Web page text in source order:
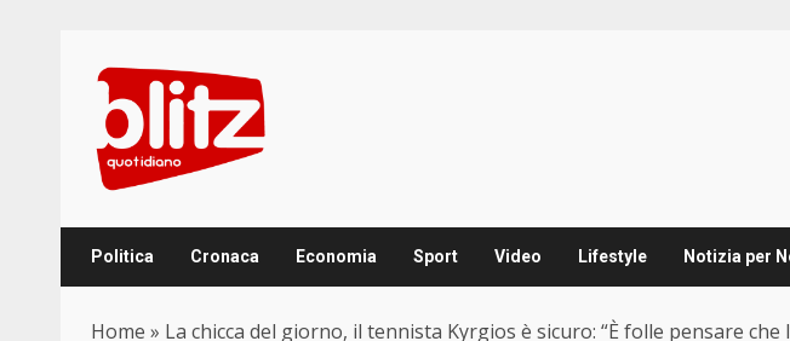
content
Politica Cronaca Economia Sport Video Lifestyle Notizia per
Home » La chicca del giorno, il tennista Kyrgios è sicuro: “È folle pensare